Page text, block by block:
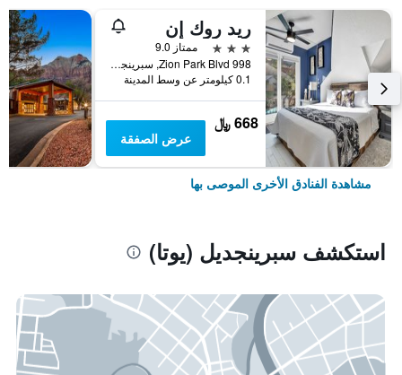
ريد روك إن
3 نجوم
ممتاز 9.0
998 Zion Park Blvd, سبرينجديل (يوتا), UT, الولايات المتحدة الأميريكية
0.1 كيلومتر عن وسط المدينة
668 ﷼
عرض الصفقة
مشاهدة الفنادق الأخرى الموصى بها
استكشف سبرينجديل (يوتا)